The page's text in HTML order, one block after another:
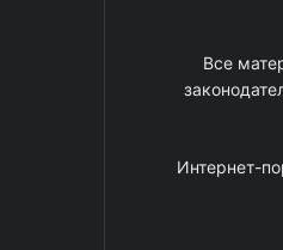
Все
Интернет-